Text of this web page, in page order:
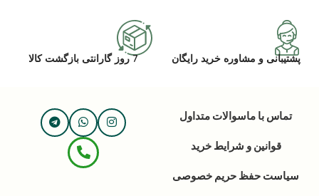
پشتیبانی و مشاوره خرید رایگان 7 روز گارانتی بازگشت کالا
تماس با ماسوالات متداول
قوانین و شرایط خرید
سیاست حفظ حریم خصوصی